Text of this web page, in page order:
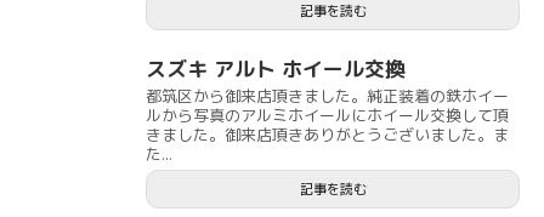
記事を読む
スズキ アルト ホイール交換
都筑区から御来店頂きました。純正装着の鉄ホイー
ルから写真のアルミホイールにホイール交換して頂
きました。御来店頂きありがとうございました。ま
た...
記事を読む